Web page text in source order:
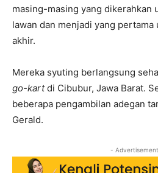
masing-masing yang dikerahkan
lawan dan menjadi yang
akhir.
Mereka syuting berlangsung
go-kartdi Cibubur, Jawa Barat.
beberapa pengambilan adegan
Gerald.
-